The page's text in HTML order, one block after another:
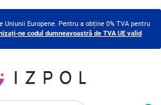
Europene. Pentru a obține 0% TVA pentru
ne codul dumneavoastră de TVA UE valid